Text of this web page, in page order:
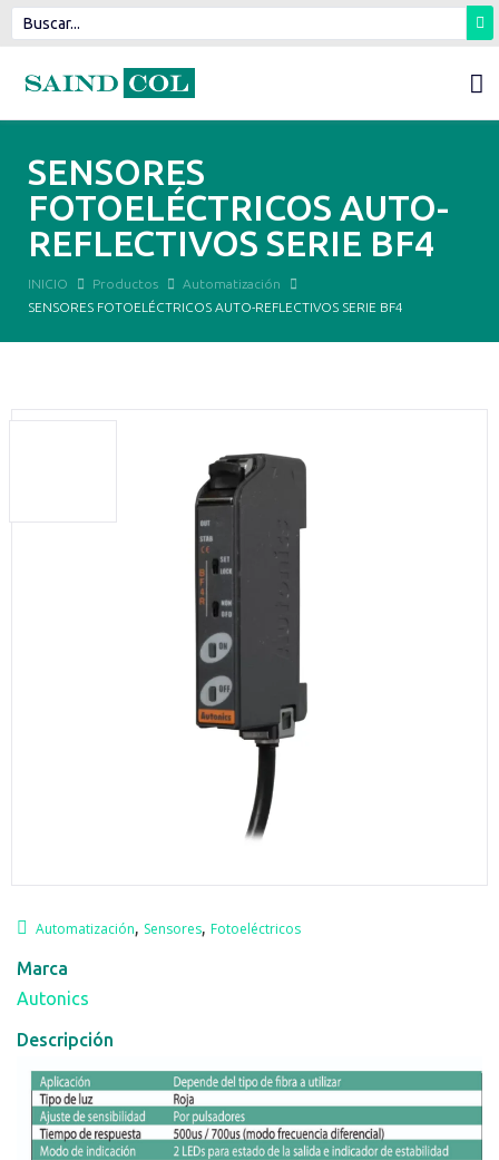
SENSORES
FOTOELÉCTRICOS AUTO-
REFLECTIVOS SERIE BF4
INICIO Productos
Automatización
SENSORES FOTOELÉCTRICOS AUTO-REFLECTIVOS SERIE BF4
Automatización, Sensores, Fotoeléctricos
Marca
Autonics
Descripción